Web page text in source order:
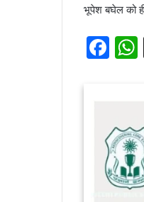
भूपेश बघेल को
F
b
o
o